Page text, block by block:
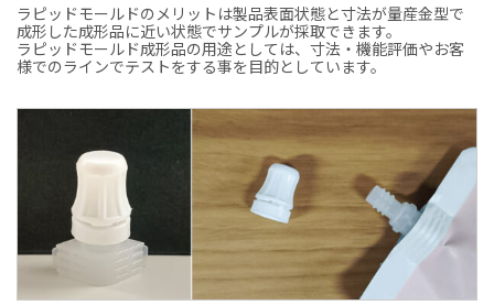
ラピッドモールドのメリットは製品表面状態と寸法が量産金型で
成形した成形品に近い状態でサンプルが採取できます。
ラピッドモールド成形品の用途としては、寸法・機能評価やお客
様でのラインでテストをする事を目的としています。